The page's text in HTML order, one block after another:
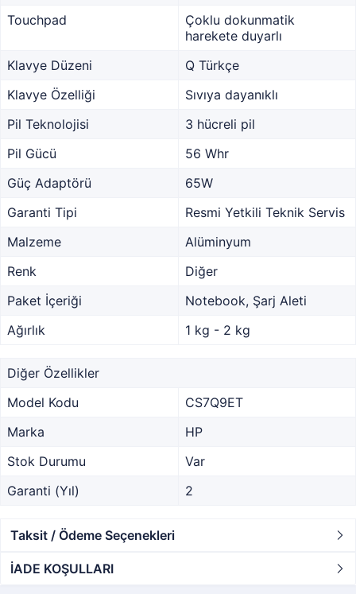
Touchpad
Çoklu dokunmatik
harekete duyarlı
Klavye Düzeni
Q Türkçe
Klavye Özelliği
Sıvıya dayanıklı
Pil Teknolojisi
3 hücreli pil
Pil Gücü
56 Whr
Güç Adaptörü
65W
Garanti Tipi
Resmi Yetkili Teknik Servis
Malzeme
Alüminyum
Renk
Diğer
Paket İçeriği
Notebook, Şarj Aleti
Ağırlık
1 kg - 2 kg
Diğer Özellikler
Model Kodu
CS7Q9ET
Marka
HP
Stok Durumu
Var
Garanti (Yıl)
2
Taksit / Ödeme Seçenekleri
İADE KOŞULLARI